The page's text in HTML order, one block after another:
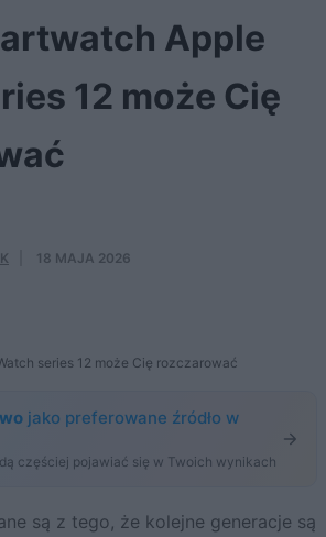
Apple
12 może Cię
18 MAJA 2026
series 12 może Cię rozczarować
jako preferowane źródło w
częściej pojawiać się w Twoich wynikach